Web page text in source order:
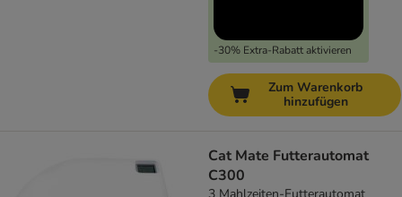
-30% Extra-Rabatt aktivieren
Zum Warenkorb
hinzufügen
Cat Mate Futterautomat
C300